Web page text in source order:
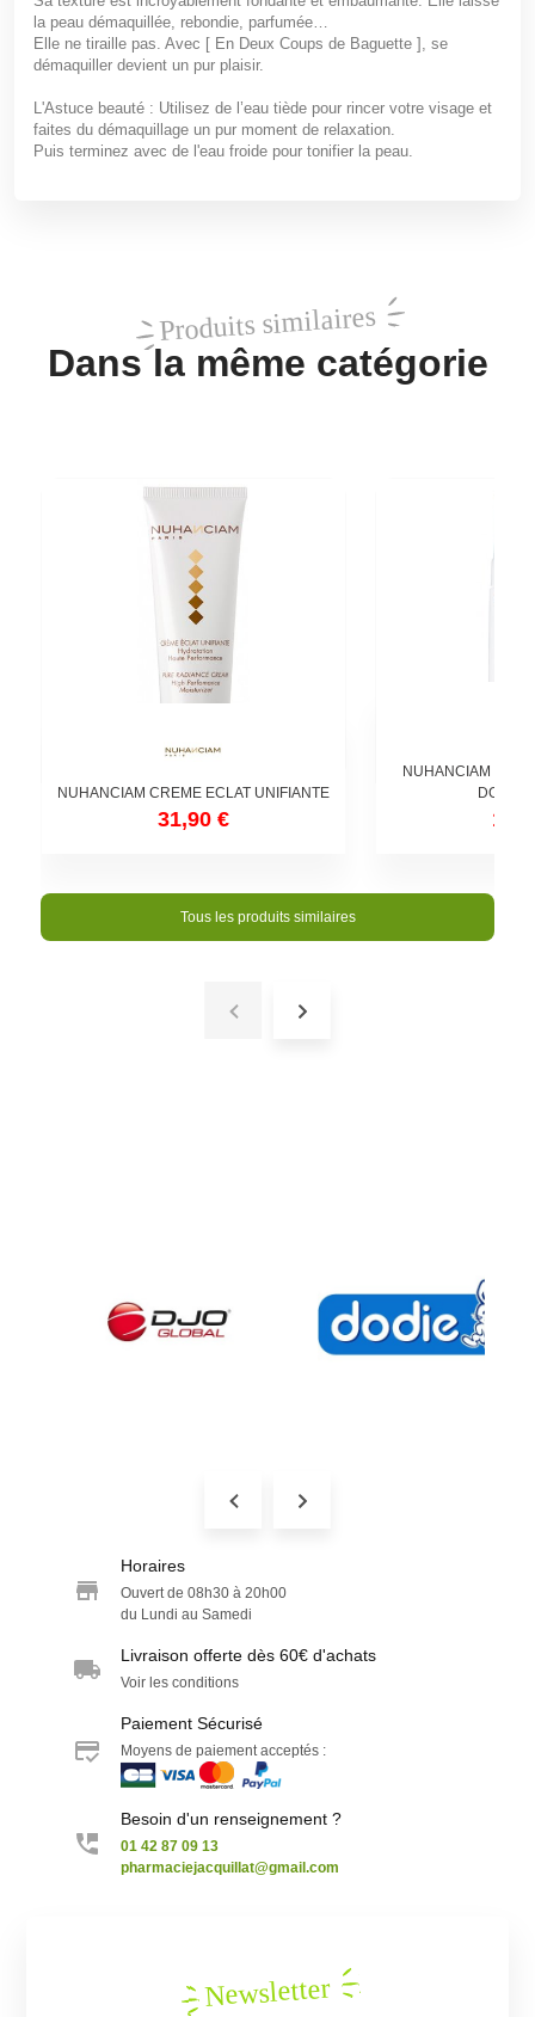
la peau démaquillée, rebondie, parfumée…
Elle ne tiraille pas. Avec [ En Deux Coups de Baguette ], se
démaquiller devient un pur plaisir.
L'Astuce beauté : Utilisez de l’eau tiède pour rincer votre visage et
faites du démaquillage un pur moment de relaxation.
Puis terminez avec de l'eau froide pour tonifier la peau.
Produits similaires
Dans la même catégorie
NUHANCIAM CREME ECLAT UNIFIANTE
31,90 €
NUHANCIAM
DOUCE
Tous les produits similaires
Horaires
Ouvert de 08h30 à 20h00
du Lundi au Samedi
Livraison offerte dès 60€ d'achats
Voir les conditions
Paiement Sécurisé
Moyens de paiement acceptés :
Besoin d'un renseignement ?
01 42 87 09 13
pharmaciejacquillat@gmail.com
Newsletter